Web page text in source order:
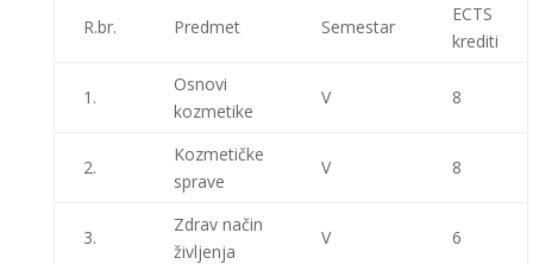
R.br. Predmet Semestar
ECTS
krediti
1.
Osnovi
kozmetike
V 8
2.
Kozmetičke
sprave
V 8
3.
Zdrav način
življenja
V 6